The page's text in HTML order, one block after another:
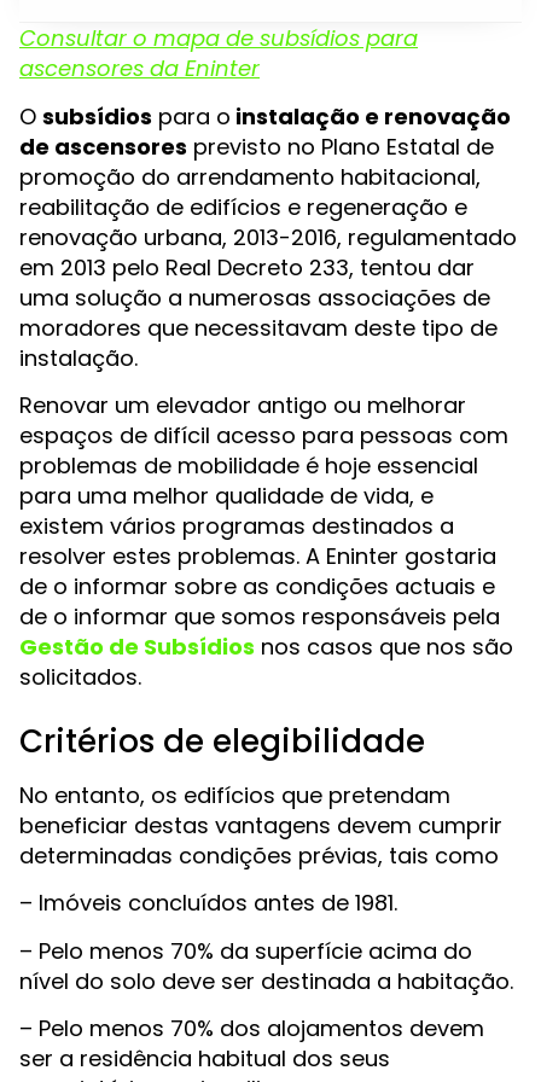
Consultar o mapa de subsídios para
ascensores da Eninter
O subsídios para o instalação e renovação
de ascensores previsto no Plano Estatal de
promoção do arrendamento habitacional,
reabilitação de edifícios e regeneração e
renovação urbana, 2013-2016, regulamentado
em 2013 pelo Real Decreto 233, tentou dar
uma solução a numerosas associações de
moradores que necessitavam deste tipo de
instalação.
Renovar um elevador antigo ou melhorar
espaços de difícil acesso para pessoas com
problemas de mobilidade é hoje essencial
para uma melhor qualidade de vida, e
existem vários programas destinados a
resolver estes problemas. A Eninter gostaria
de o informar sobre as condições actuais e
de o informar que somos responsáveis pela
Gestão de Subsídios nos casos que nos são
solicitados.
Critérios de elegibilidade
No entanto, os edifícios que pretendam
beneficiar destas vantagens devem cumprir
determinadas condições prévias, tais como
– Imóveis concluídos antes de 1981.
– Pelo menos 70% da superfície acima do
nível do solo deve ser destinada a habitação.
– Pelo menos 70% dos alojamentos devem
ser a residência habitual dos seus